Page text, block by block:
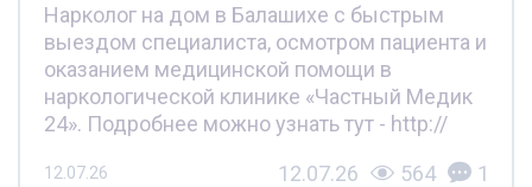
Нарколог на дом в Балашихе с быстрым
выездом специалиста, осмотром пациента и
оказанием медицинской помощи в
наркологической клинике «Частный Медик
24». Подробнее можно узнать тут - http://
12.07.26 12.07.26 564 1